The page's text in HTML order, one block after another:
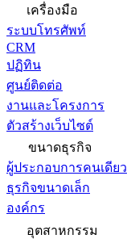
เครื่องมือ
ระบบโทรศัพท์
CRM
ปฏิทิน
ศูนย์ติดต่อ
งานและโครงการ
ตัวสร้างเว็บไซต์
ขนาดธุรกิจ
ผู้ประกอบการคนเดียว
ธุรกิจขนาดเล็ก
องค์กร
อุตสาหกรรม